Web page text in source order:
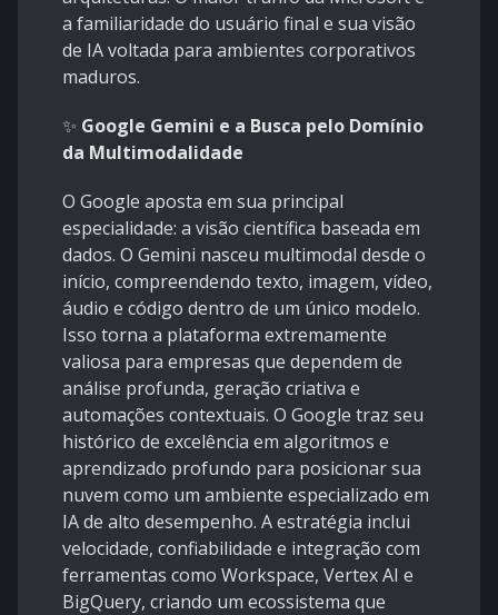
a familiaridade do usuário final e sua visão
de IA voltada para ambientes corporativos
maduros.
✨ Google Gemini e a Busca pelo Domínio
da Multimodalidade
O Google aposta em sua principal
especialidade: a visão científica baseada em
dados. O Gemini nasceu multimodal desde o
início, compreendendo texto, imagem, vídeo,
áudio e código dentro de um único modelo.
Isso torna a plataforma extremamente
valiosa para empresas que dependem de
análise profunda, geração criativa e
automações contextuais. O Google traz seu
histórico de excelência em algoritmos e
aprendizado profundo para posicionar sua
nuvem como um ambiente especializado em
IA de alto desempenho. A estratégia inclui
velocidade, confiabilidade e integração com
ferramentas como Workspace, Vertex AI e
BigQuery, criando um ecossistema que